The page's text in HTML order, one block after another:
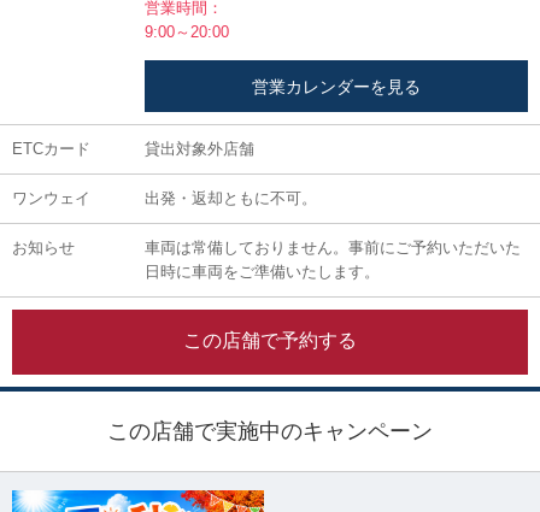
営業時間：
9:00～20:00
営業カレンダーを見る
ETCカード 貸出対象外店舗
ワンウェイ 出発・返却ともに不可。
お知らせ
車両は常備しておりません。事前にご予約いただいた
日時に車両をご準備いたします。
この店舗で予約する
この店舗で実施中のキャンペーン